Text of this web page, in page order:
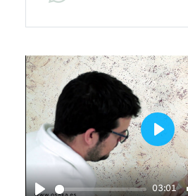
03:01
Play